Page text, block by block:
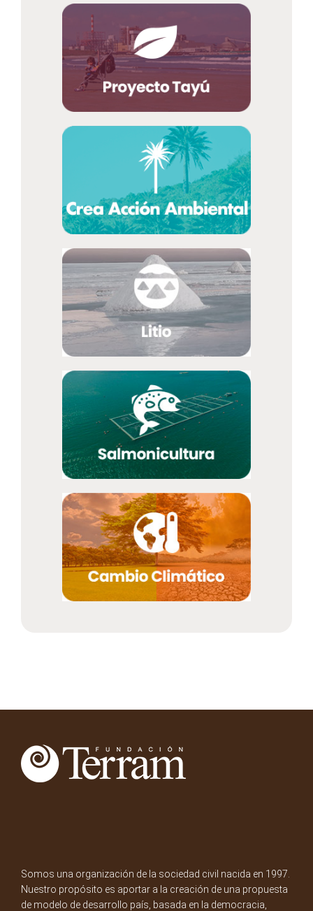
Somos una organización de la sociedad civil nacida en 1997.
Nuestro propósito es aportar a la creación de una propuesta
de modelo de desarrollo país, basada en la democracia,